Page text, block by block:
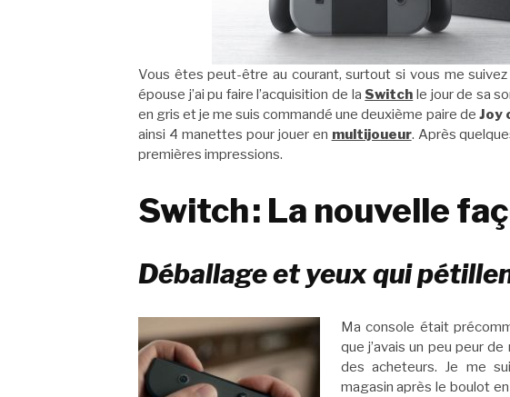
Vous êtes peut-être au courant, surtout si vous me
épouse j’ai pu faire l’acquisition de la Switch le jour de sa
en gris et je me suis commandé une deuxième paire de Joy
ainsi 4 manettes pour jouer en multijoueur. Après
premières impressions.
Switch : La nouvelle
Déballage et yeux qui
Ma console était
que j’avais un peu peur
des acheteurs. Je me
magasin après le boulot